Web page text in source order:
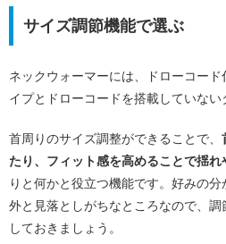
サイズ調節機能で選ぶ
ネックウォーマーには、ドローコー
イプとドローコードを搭載していない
首周りのサイズ調整ができることで、
たり、フィット感を高めることで揺れ
りと何かと役立つ機能です。好みの
外と見落としがちなところなので、
しておきましょう。